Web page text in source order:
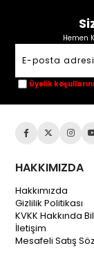
Hemen
Üyelik koşullarını
HAKKIMIZDA
Hakkımızda
Gizlilik Politikası
KVKK Hakkında
İletişim
Mesafeli Satış